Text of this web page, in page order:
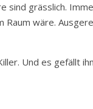
sind grässlich.
Raum wäre.
Und es gefällt